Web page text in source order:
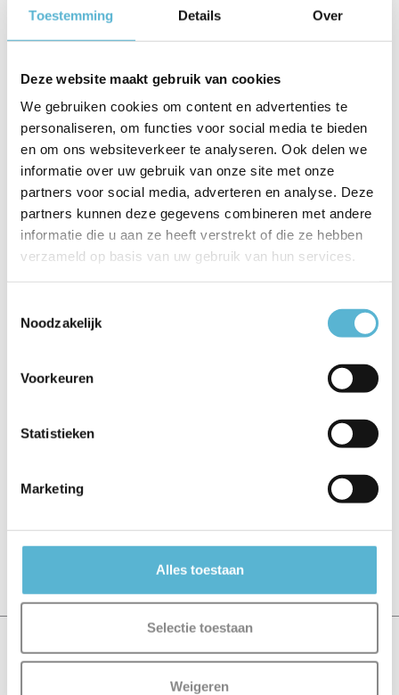
Toestemming Details Over
Deze website maakt gebruik van cookies
We gebruiken cookies om content en advertenties te
personaliseren, om functies voor social media te bieden
en om ons websiteverkeer te analyseren. Ook delen we
informatie over uw gebruik van onze site met onze
partners voor social media, adverteren en analyse. Deze
partners kunnen deze gegevens combineren met andere
informatie die u aan ze heeft verstrekt of die ze hebben
verzameld op basis van uw gebruik van hun services.
Noodzakelijk
Voorkeuren
Statistieken
Marketing
Alles toestaan
Selectie toestaan
Weigeren
de Premium collectie, is uitgerust met geïntegreerde, dimbare
diameter van 42 cm en een maximale hoogte van 169...
Toon meer
24404/35/30
EAN 5411212241979
Vergelijk
Er zijn nog geen reviews geschreven over dit product..
Recent bekeken